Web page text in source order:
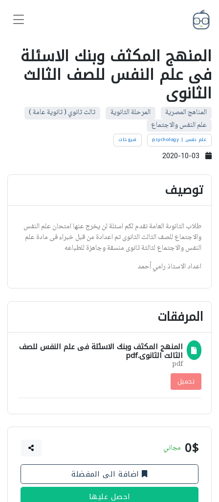
المنهج المكثف وبنك الاسئلة
فى علم النفس للصف الثالث
الثانوى
المناهج المصرية المرحلة الثانوية
ثالث ثانوي ( ثانوية عامة )
علم النفس والاجتماع
علم نفس | psychology شروحات
توصيف
طلاب الثانوىة العامة نقدم لكم اسئلة لن يخرج عنها امتحان علم النفس
والاجتماع للصف الثالث الثانوى تم اعدادة من قبل خبراء فى مادة علم
النفس والاجتماع لثالثة ثانوى منسقة وجاهزة للطباعه
اعداد الاستاذ رامي أحمد
المرفقات
المنهج المكثف وبنك الاسئلة فى علم النفس للصف
الثالث الثانوى.pdf
pdf
تحميل
0$ مجاني
اضافة الى المفضلة
احصل عليها